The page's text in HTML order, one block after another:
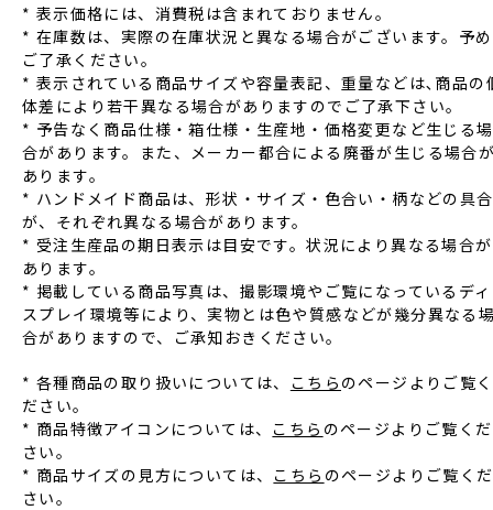
* 表⽰価格には、消費税は含まれておりません。
* 在庫数は、実際の在庫状況と異なる場合がございます。予め
ご了承ください。
* 表⽰されている商品サイズや容量表記、重量などは､商品の
体差により若⼲異なる場合がありますのでご了承下さい。
* 予告なく商品仕様‧箱仕様‧⽣産地‧価格変更など⽣じる場
合があります。また、メーカー都合による廃番が⽣じる場合
あります。
* ハンドメイド商品は、形状‧サイズ‧⾊合い‧柄などの具合
が、それぞれ異なる場合があります。
* 受注⽣産品の期⽇表⽰は⽬安です。状況により異なる場合が
あります。
* 掲載している商品写真は、撮影環境やご覧になっているディ
スプレイ環境等により、実物とは⾊や質感などが幾分異なる
合がありますので、ご承知おきください。
* 各種商品の取り扱いについては、 こちら のページよりご覧く
ださい。
* 商品特徴アイコンについては、 こちら のページよりご覧くだ
さい。
* 商品サイズの見方については、 こちら のページよりご覧くだ
さい。